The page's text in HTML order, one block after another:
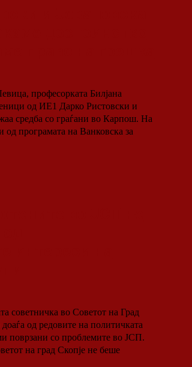
професорката Билјана
од ИЕ1 Дарко Ристовски и
средба со граѓани во Карпош. На
од програмата на Ванковска за
советничка во Советот на Град
од редовите на политичката
поврзани со проблемите во ЈСП.
на град Скопје не беше